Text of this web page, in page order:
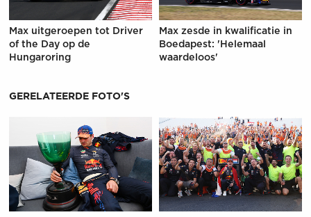
Max uitgeroepen tot Driver
of the Day op de
Hungaroring
Max zesde in kwalificatie in
Boedapest: 'Helemaal
waardeloos'
GERELATEERDE FOTO'S